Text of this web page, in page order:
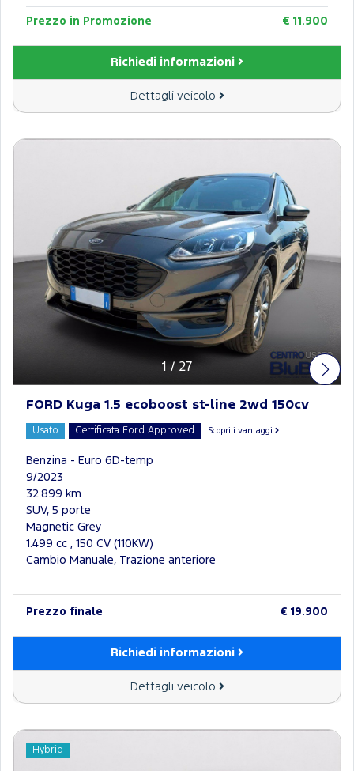
Prezzo in Promozione € 11.900
Richiedi informazioni
Dettagli veicolo
1 / 27
FORD Kuga 1.5 ecoboost st-line 2wd 150cv
Usato Certificata Ford Approved Scopri i vantaggi
Benzina - Euro 6D-temp
9/2023
32.899 km
SUV, 5 porte
Magnetic Grey
1.499 cc , 150 CV (110KW)
Cambio Manuale, Trazione anteriore
Prezzo finale € 19.900
Richiedi informazioni
Dettagli veicolo
Hybrid